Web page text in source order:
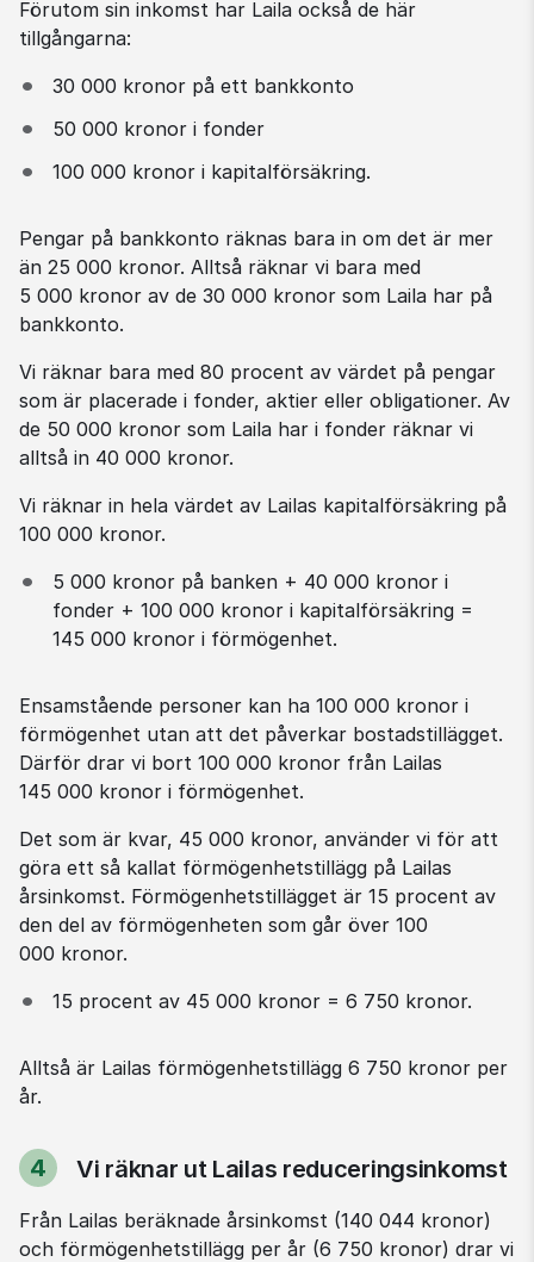
Förutom sin inkomst har Laila också de här
tillgångarna:
30 000 kronor på ett bankkonto
50 000 kronor i fonder
100 000 kronor i kapitalförsäkring.
Pengar på bankkonto räknas bara in om det är mer
än 25 000 kronor. Alltså räknar vi bara med
5 000 kronor av de 30 000 kronor som Laila har på
bankkonto.
Vi räknar bara med 80 procent av värdet på pengar
som är placerade i fonder, aktier eller obligationer. Av
de 50 000 kronor som Laila har i fonder räknar vi
alltså in 40 000 kronor.
Vi räknar in hela värdet av Lailas kapitalförsäkring på
100 000 kronor.
5 000 kronor på banken + 40 000 kronor i
fonder + 100 000 kronor i kapitalförsäkring =
145 000 kronor i förmögenhet.
Ensamstående personer kan ha 100 000 kronor i
förmögenhet utan att det påverkar bostadstillägget.
Därför drar vi bort 100 000 kronor från Lailas
145 000 kronor i förmögenhet.
Det som är kvar, 45 000 kronor, använder vi för att
göra ett så kallat förmögenhetstillägg på Lailas
årsinkomst. Förmögenhetstillägget är 15 procent av
den del av förmögenheten som går över 100
000 kronor.
15 procent av 45 000 kronor = 6 750 kronor.
Alltså är Lailas förmögenhetstillägg 6 750 kronor per
år.
Steg
4 Vi räknar ut Lailas reduceringsinkomst
Från Lailas beräknade årsinkomst (140 044 kronor)
och förmögenhetstillägg per år (6 750 kronor) drar vi